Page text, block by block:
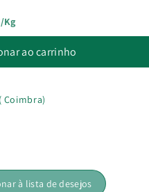
kg
ao carrinho
Coimbra)
à lista de desejos